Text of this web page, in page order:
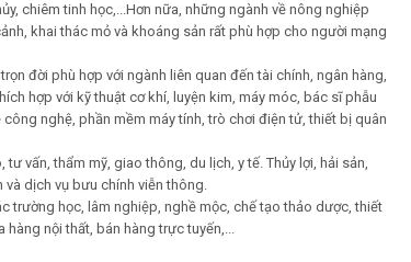
chiêm tinh học,...Hơn nữa, những ngành về nông nghiệp
khai thác mỏ và khoáng sản rất phù hợp cho người mạng
đời phù hợp với ngành liên quan đến tài chính, ngân hàng,
hợp với kỹ thuật cơ khí, luyện kim, máy móc, bác sĩ phẫu
nghệ, phần mềm máy tính, trò chơi điện tử, thiết bị quân
vấn, thẩm mỹ, giao thông, du lịch, y tế. Thủy lợi, hải sản,
và dịch vụ bưu chính viễn thông.
trường học, lâm nghiệp, nghề mộc, chế tạo thảo dược, thiết
hàng nội thất, bán hàng trực tuyến,...